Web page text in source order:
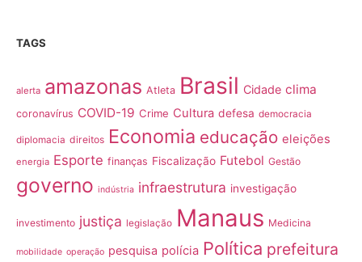
TAGS
alerta amazonas Atleta Brasil Cidade clima
coronavírus COVID-19 Crime Cultura defesa democracia
diplomacia direitos Economia educação eleições
energia Esporte finanças Fiscalização Futebol Gestão
governo indústria infraestrutura investigação
investimento justiça legislação Manaus Medicina
mobilidade operação pesquisa polícia Política prefeitura